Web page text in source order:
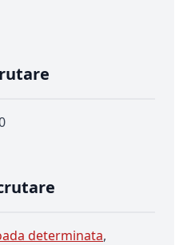
determinata,